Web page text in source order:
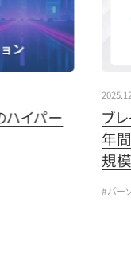
ハイパー
ブ
年
規
#パー